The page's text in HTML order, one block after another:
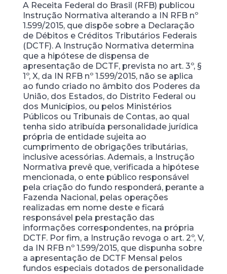
A Receita Federal do Brasil (RFB) publicou
Instrução Normativa alterando a IN RFB nº
1.599/2015, que dispõe sobre a Declaração
de Débitos e Créditos Tributários Federais
(DCTF). A Instrução Normativa determina
que a hipótese de dispensa de
apresentação de DCTF, prevista no art. 3º, §
1º, X, da IN RFB nº 1.599/2015, não se aplica
ao fundo criado no âmbito dos Poderes da
União, dos Estados, do Distrito Federal ou
dos Municípios, ou pelos Ministérios
Públicos ou Tribunais de Contas, ao qual
tenha sido atribuída personalidade jurídica
própria de entidade sujeita ao
cumprimento de obrigações tributárias,
inclusive acessórias. Ademais, a Instrução
Normativa prevê que, verificada a hipótese
mencionada, o ente público responsável
pela criação do fundo responderá, perante a
Fazenda Nacional, pelas operações
realizadas em nome deste e ficará
responsável pela prestação das
informações correspondentes, na própria
DCTF. Por fim, a Instrução revoga o art. 2º, V,
da IN RFB nº 1.599/2015, que dispunha sobre
a apresentação de DCTF Mensal pelos
fundos especiais dotados de personalidade